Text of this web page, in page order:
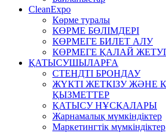
CleanExpo
Көрме туралы
КӨРМЕ БӨЛІМДЕРІ
КӨРМЕГЕ БИЛЕТ АЛУ
КӨРМЕГЕ ҚАЛАЙ
ҚАТЫСУШЫЛАРҒА
СТЕНДТІ БРОНДАУ
ЖҮКТІ ЖЕТКІЗУ ЖӘНЕ
ҚЫЗМЕТТЕР
ҚАТЫСУ НҰСҚАЛАРЫ
Жарнамалық мүмкіндіктер
Маркетингтік мүмкіндіктер